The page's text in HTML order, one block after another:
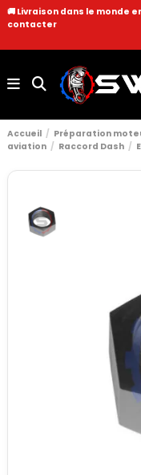
🚚 Livraison dans le monde
contacter
Accueil Préparation
aviation
Raccord Dash